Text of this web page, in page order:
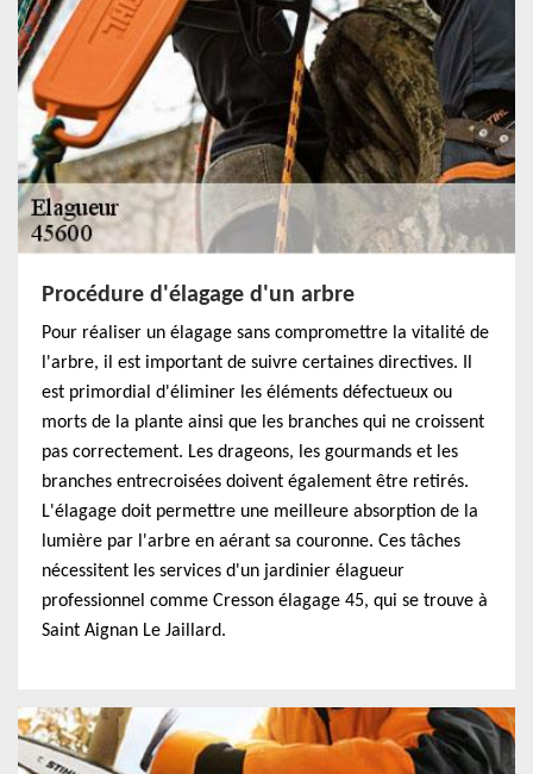
Procédure d'élagage d'un arbre
Pour réaliser un élagage sans compromettre la vitalité de
l'arbre, il est important de suivre certaines directives. Il
est primordial d'éliminer les éléments défectueux ou
morts de la plante ainsi que les branches qui ne croissent
pas correctement. Les drageons, les gourmands et les
branches entrecroisées doivent également être retirés.
L'élagage doit permettre une meilleure absorption de la
lumière par l'arbre en aérant sa couronne. Ces tâches
nécessitent les services d'un jardinier élagueur
professionnel comme Cresson élagage 45, qui se trouve à
Saint Aignan Le Jaillard.